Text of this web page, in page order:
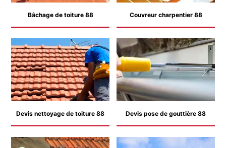
Bâchage de toiture 88 Couvreur charpentier 88
Devis nettoyage de toiture 88 Devis pose de gouttière 88